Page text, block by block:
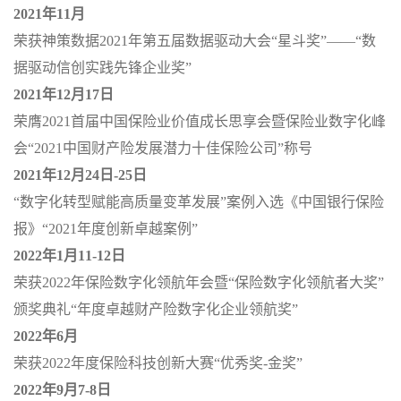
2021年11 月
荣获神策数据2021年第五届数据驱动大会“星斗奖”——“数
据驱动信创实践先锋企业奖”
2021年12月 17 日
荣膺2021 首届中国保险业价值成长思享会暨保险业数字化峰
会“2021 中国财产险发展潜力十佳保险公司 ”称号
2021年12月 24 日 -25 日
“数字化转型赋能高质量变革发展”案例入选《中国银行保险
报》 “2021年度创新卓越案例 ”
2022年1 月 11-12 日
荣获2022年保险数字化领航年会暨“保险数字化领航者大奖”
颁奖典礼“年度卓越财产险数字化企业领航奖”
2022年6月
荣获2022年度保险科技创新大赛“优秀奖-金奖”
2022年9月 7-8 日